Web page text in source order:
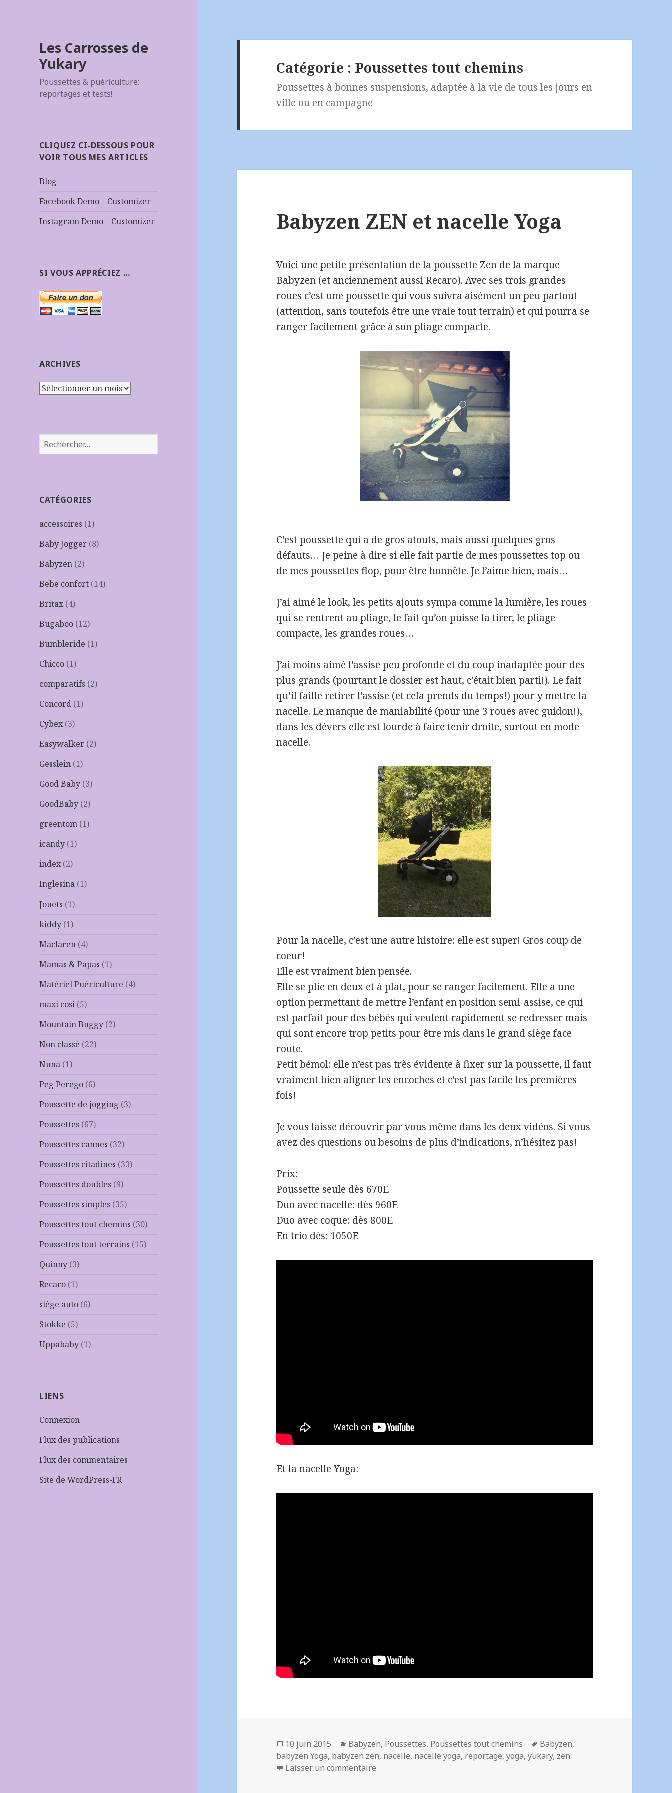
Les Carrosses de
Yukary
Poussettes & puériculture:
reportages et tests!
CLIQUEZ CI-DESSOUS POUR
VOIR TOUS MES ARTICLES
Blog
Facebook Demo – Customizer
Instagram Demo – Customizer
SI VOUS APPRÉCIEZ …
ARCHIVES
Archives
Rechercher :
CATÉGORIES
accessoires (1)
Baby Jogger (8)
Babyzen (2)
Bebe confort (14)
Britax(4)
Bugaboo (12)
Bumbleride (1)
Chicco (1)
comparatifs (2)
Concord (1)
Cybex(3)
Easywalker (2)
Gesslein (1)
Good Baby (3)
GoodBaby (2)
greentom (1)
icandy (1)
index(2)
Inglesina (1)
Jouets (1)
kiddy (1)
Maclaren (4)
Mamas & Papas (1)
Matériel Puériculture (4)
maxi cosi (5)
Mountain Buggy (2)
Non classé (22)
Nuna (1)
Peg Perego (6)
Poussette de jogging (3)
Poussettes (67)
Poussettes cannes (32)
Poussettes citadines (33)
Poussettes doubles (9)
Poussettes simples (35)
Poussettes tout chemins (30)
Poussettes tout terrains (15)
Quinny (3)
Recaro (1)
siège auto (6)
Stokke (5)
Uppababy (1)
LIENS
Connexion
Flux des publications
Flux des commentaires
Site de WordPress-FR
Catégorie : Poussettes tout chemins
Poussettes à bonnes suspensions, adaptée à la vie de tous les jours en
ville ou en campagne
Babyzen ZEN et nacelle Yoga
Voici une petite présentation de la poussette Zen de la marque
Babyzen (et anciennement aussi Recaro). Avec ses trois grandes
roues c’est une poussette qui vous suivra aisément un peu partout
(attention, sans toutefois être une vraie tout terrain) et qui pourra se
ranger facilement grâce à son pliage compacte.
C’est poussette qui a de gros atouts, mais aussi quelques gros
défauts… Je peine à dire si elle fait partie de mes poussettes top ou
de mes poussettes flop, pour être honnête. Je l’aime bien, mais…
J’ai aimé le look, les petits ajouts sympa comme la lumière, les roues
qui se rentrent au pliage, le fait qu’on puisse la tirer, le pliage
compacte, les grandes roues…
J’ai moins aimé l’assise peu profonde et du coup inadaptée pour des
plus grands (pourtant le dossier est haut, c’était bien parti!). Le fait
qu’il faille retirer l’assise (et cela prends du temps!) pour y mettre la
nacelle. Le manque de maniabilité (pour une 3 roues avec guidon!),
dans les dévers elle est lourde à faire tenir droite, surtout en mode
nacelle.
Pour la nacelle, c’est une autre histoire: elle est super! Gros coup de
coeur!
Elle est vraiment bien pensée.
Elle se plie en deux et à plat, pour se ranger facilement. Elle a une
option permettant de mettre l’enfant en position semi-assise, ce qui
est parfait pour des bébés qui veulent rapidement se redresser mais
qui sont encore trop petits pour être mis dans le grand siège face
route.
Petit bémol: elle n’est pas très évidente à fixer sur la poussette, il faut
vraiment bien aligner les encoches et c’est pas facile les premières
fois!
Je vous laisse découvrir par vous même dans les deux vidéos. Si vous
avez des questions ou besoins de plus d’indications, n’hésitez pas!
Prix:
Poussette seule dès 670E
Duo avec nacelle: dès 960E
Duo avec coque: dès 800E
En trio dès: 1050E
Et la nacelle Yoga:
Publié
le
10 juin 2015 Catégories
Babyzen, Poussettes, Poussettes tout chemins
Mots-
clés
Babyzen,
babyzen Yoga, babyzen zen, nacelle, nacelle yoga, reportage,yoga,yukary, zen
Laisser un commentaire